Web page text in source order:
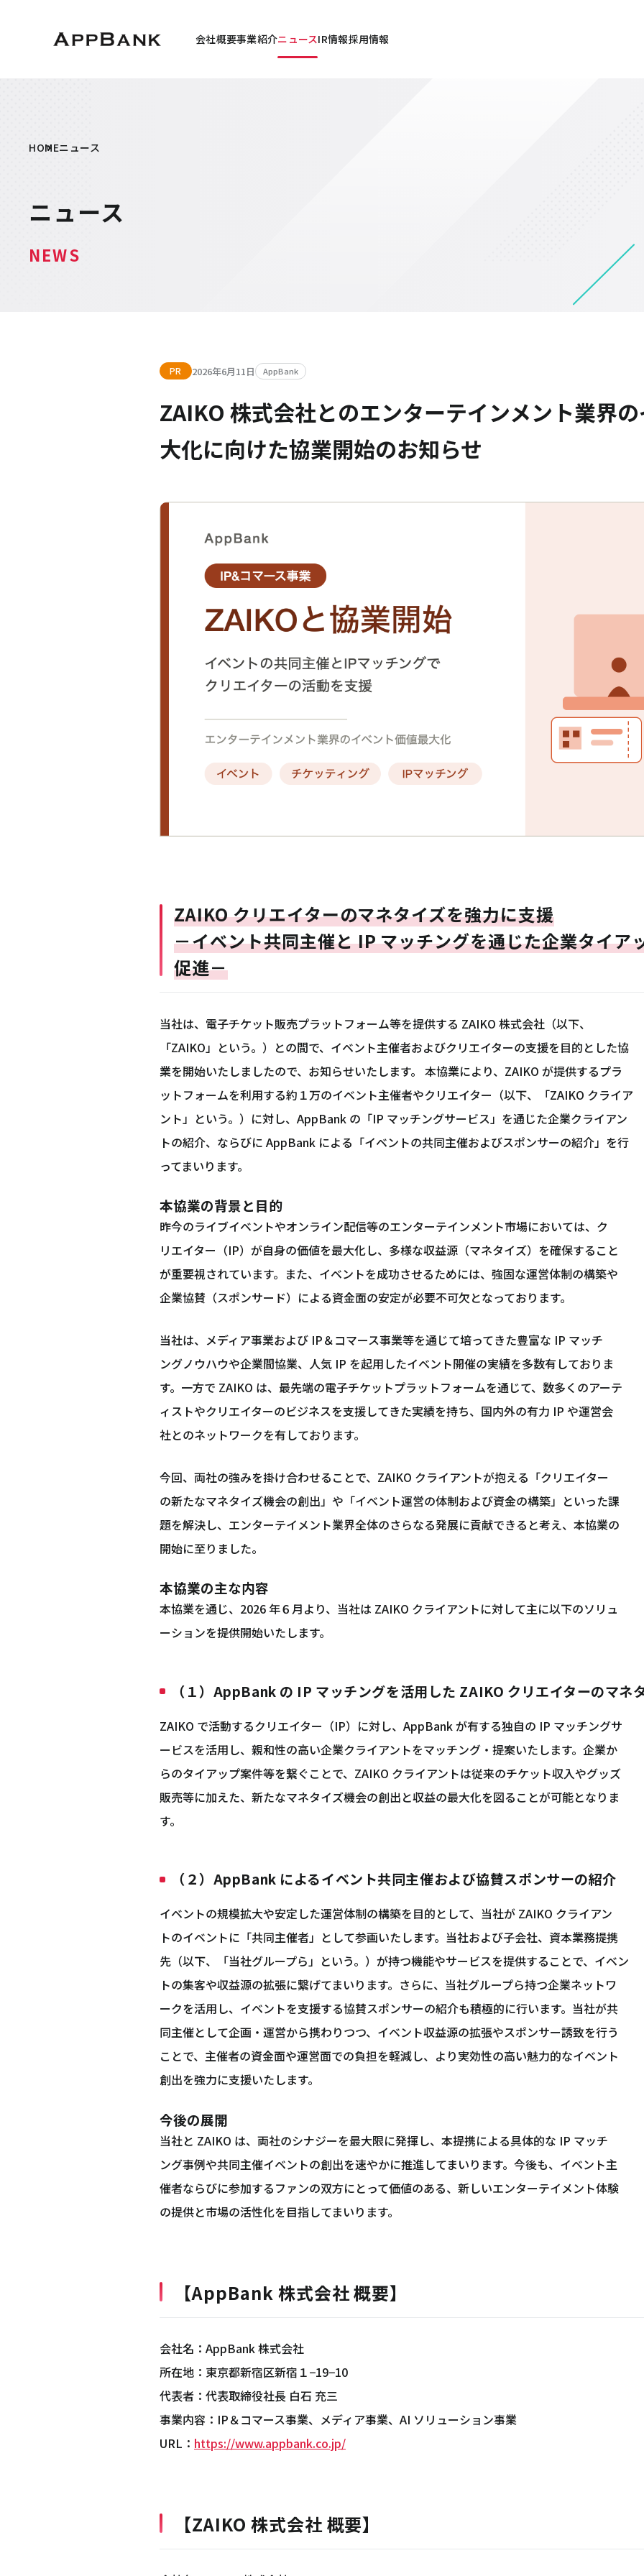
会社概要事業紹介ニュースIR情報採用情報
HOMEニュース
ニュース
NEWS
PR 2026年6月11日 AppBank
ZAIKO 株式会社とのエンターテインメント業界
大化に向けた協業開始のお知らせ
ZAIKO クリエイターのマネタイズを強力に支援
－イベント共同主催と IP マッチングを通じた企業タイ
促進－
当社は、電子チケット販売プラットフォーム等を提供する ZAIKO 株式会社（以下、
「ZAIKO」という。）との間で、イベント主催者およびクリエイターの支援を目的とした協
業を開始いたしましたので、お知らせいたします。 本協業により、ZAIKO が提供するプラ
ットフォームを利用する約１万のイベント主催者やクリエイター（以下、「ZAIKO クライア
ント」という。）に対し、AppBank の「IP マッチングサービス」を通じた企業クライアン
トの紹介、ならびに AppBank による「イベントの共同主催およびスポンサーの紹介」を行
ってまいります。
本協業の背景と目的
昨今のライブイベントやオンライン配信等のエンターテインメント市場においては、ク
リエイター（IP）が自身の価値を最大化し、多様な収益源（マネタイズ）を確保すること
が重要視されています。また、イベントを成功させるためには、強固な運営体制の構築や
企業協賛（スポンサード）による資金面の安定が必要不可欠となっております。
当社は、メディア事業および IP＆コマース事業等を通じて培ってきた豊富な IP マッチ
ングノウハウや企業間協業、人気 IP を起用したイベント開催の実績を多数有しておりま
す。一方で ZAIKO は、最先端の電子チケットプラットフォームを通じて、数多くのアーテ
ィストやクリエイターのビジネスを支援してきた実績を持ち、国内外の有力 IP や運営会
社とのネットワークを有しております。
今回、両社の強みを掛け合わせることで、ZAIKO クライアントが抱える「クリエイター
の新たなマネタイズ機会の創出」や「イベント運営の体制および資金の構築」といった課
題を解決し、エンターテイメント業界全体のさらなる発展に貢献できると考え、本協業の
開始に至りました。
本協業の主な内容
本協業を通じ、2026 年６月より、当社は ZAIKO クライアントに対して主に以下のソリュ
ーションを提供開始いたします。
（１）AppBank の IP マッチングを活用した ZAIKO クリエイターのマネ
ZAIKO で活動するクリエイター（IP）に対し、AppBank が有する独自の IP マッチングサ
ービスを活用し、親和性の高い企業クライアントをマッチング・提案いたします。企業か
らのタイアップ案件等を繋ぐことで、ZAIKO クライアントは従来のチケット収入やグッズ
販売等に加えた、新たなマネタイズ機会の創出と収益の最大化を図ることが可能となりま
す。
（２）AppBank によるイベント共同主催および協賛スポンサーの紹介
イベントの規模拡大や安定した運営体制の構築を目的として、当社が ZAIKO クライアン
トのイベントに「共同主催者」として参画いたします。当社および子会社、資本業務提携
先（以下、「当社グループら」という。）が持つ機能やサービスを提供することで、イベン
トの集客や収益源の拡張に繋げてまいります。さらに、当社グループら持つ企業ネットワ
ークを活用し、イベントを支援する協賛スポンサーの紹介も積極的に行います。当社が共
同主催として企画・運営から携わりつつ、イベント収益源の拡張やスポンサー誘致を行う
ことで、主催者の資金面や運営面での負担を軽減し、より実効性の高い魅力的なイベント
創出を強力に支援いたします。
今後の展開
当社と ZAIKO は、両社のシナジーを最大限に発揮し、本提携による具体的な IP マッチ
ング事例や共同主催イベントの創出を速やかに推進してまいります。今後も、イベント主
催者ならびに参加するファンの双方にとって価値のある、新しいエンターテイメント体験
の提供と市場の活性化を目指してまいります。
【AppBank 株式会社 概要】
会社名：AppBank 株式会社
所在地：東京都新宿区新宿１−19−10
代表者：代表取締役社長 白石 充三
事業内容：IP＆コマース事業、メディア事業、AI ソリューション事業
URL： https://www.appbank.co.jp/
【ZAIKO 株式会社 概要】